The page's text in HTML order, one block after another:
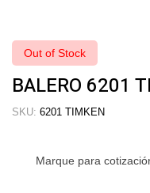
Out of Stock
BALERO 6201
SKU: 6201 TIMKEN
Marque para